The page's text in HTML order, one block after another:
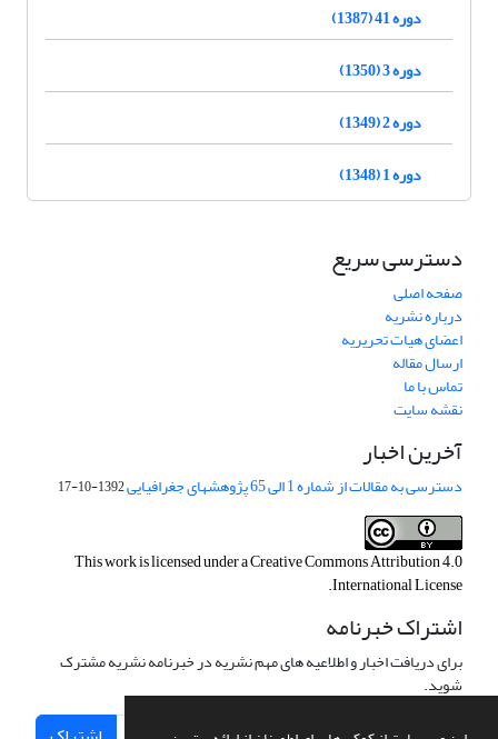
دوره 41 (1387)
دوره 3 (1350)
دوره 2 (1349)
دوره 1 (1348)
دسترسی سریع
صفحه اصلی
درباره نشریه
اعضای هیات تحریریه
ارسال مقاله
تماس با ما
نقشه سایت
آخرین اخبار
دسترسی به مقالات از شماره 1 الی 65 پژوهشهای جغرافیایی 1392-10-17
This work is licensed under aCreative Commons Attribution 4.0
International License
.
اشتراک خبرنامه
برای دریافت اخبار و اطلاعیه های مهم نشریه در خبرنامه نشریه مشترک
شوید.